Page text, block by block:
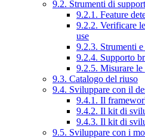
9.2. Strumenti di
9.2.1. Feature
9.2.2. Verificare
use
9.2.3. Strumenti
9.2.4. Supporto
9.2.5. Misurare le
9.3. Catalogo del riuso
9.4. Sviluppare con il
9.4.1. Il
9.4.2. Il kit di
9.4.3. Il kit di
9.5. Sviluppare con i